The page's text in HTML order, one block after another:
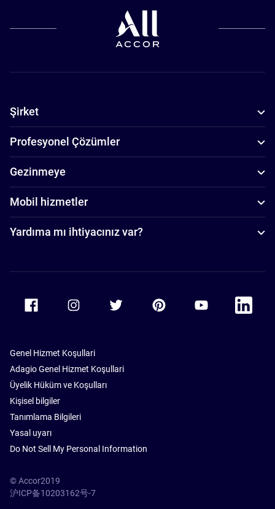
Şirket
Profesyonel Çözümler
Gezinmeye
Mobil hizmetler
Yardıma mı ihtiyacınız var?
Accor Youtube
Accor
Genel Hizmet Koşullari
Adagio Genel Hizmet Koşullari
Üyelik Hüküm ve Koşulları
Kişisel bilgiler
Tanımlama Bilgileri
Yasal uyarı
Do Not Sell My Personal Information
© Accor2019
沪ICP备10203162号-7